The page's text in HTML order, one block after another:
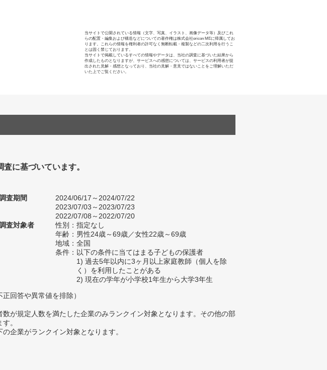
当サイトで公開されている情報（文字、写真、イラスト、画像データ等）及びこれ
らの配置・編集および構造などについての著作権は株式会社oricon MEに帰属してお
ります。これらの情報を権利者の許可なく無断転載・複製などの二次利用を行うこ
とは固く禁じております。
当サイトで掲載しているすべての情報やデータは、当社の調査に基づいた結果から
作成したものとなりますが、サービスへの感想については、サービスの利用者が提
出された見解・感想となっており、当社の見解・意見ではないことをご理解いただ
いた上でご覧ください。
に基づいています。
査期間
2024/06/17～2024/07/22
2023/07/03～2023/07/23
2022/07/08～2022/07/20
査対象者
性別：指定なし
年齢：男性24歳～69歳／女性22歳～69歳
地域：全国
条件：以下の条件に当てはまる子どもの保護者
1) 過去5年以内に3ヶ月以上家庭教師（個人を除
く）を利用したことがある
2) 現在の学年が小学校1年生から大学3年生
回答や異常値を排除）
が規定人数を満たした企業のみランクイン対象となります。その他の部
。
企業がランクイン対象となります。